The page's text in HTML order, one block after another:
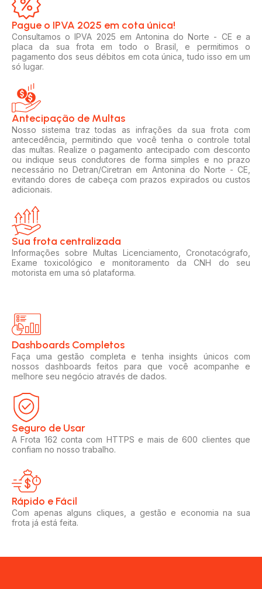
Pague o IPVA 2025 em cota única!​
Consultamos o IPVA 2025 em Antonina do Norte - CE e a
placa da sua frota em todo o Brasil, e permitimos o
pagamento dos seus débitos em cota única, tudo isso em um
só lugar.
Antecipação de Multas
Nosso sistema traz todas as infrações da sua frota com
antecedência, permitindo que você tenha o controle total
das multas. Realize o pagamento antecipado com desconto
ou indique seus condutores de forma simples e no prazo
necessário no Detran/Ciretran em Antonina do Norte - CE,
evitando dores de cabeça com prazos expirados ou custos
adicionais.
Sua frota centralizada​
Informações sobre Multas Licenciamento, Cronotacógrafo,
Exame toxicológico e monitoramento da CNH do seu
motorista em uma só plataforma.
Dashboards Completos​​
Faça uma gestão completa e tenha insights únicos com
nossos dashboards feitos para que você acompanhe e
melhore seu negócio através de dados.
Seguro de Usar​
A Frota 162 conta com HTTPS e mais de 600 clientes que
confiam no nosso trabalho.
Rápido e Fácil​
Com apenas alguns cliques, a gestão e economia na sua
frota já está feita.